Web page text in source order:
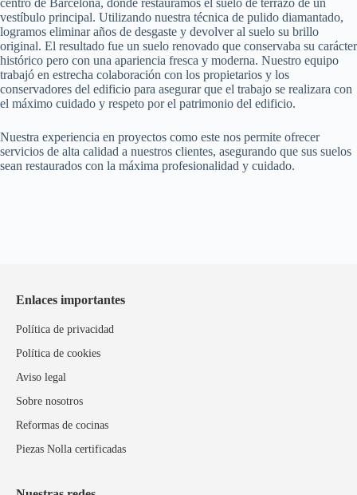
vestíbulo principal. Utilizando nuestra técnica de pulido diamantado,
logramos eliminar años de desgaste y devolver al suelo su brillo
original. El resultado fue un suelo renovado que conservaba su carácter
histórico pero con una apariencia fresca y moderna. Nuestro equipo
trabajó en estrecha colaboración con los propietarios y los
conservadores del edificio para asegurar que el trabajo se realizara con
el máximo cuidado y respeto por el patrimonio del edificio.
Nuestra experiencia en proyectos como este nos permite ofrecer
servicios de alta calidad a nuestros clientes, asegurando que sus suelos
sean restaurados con la máxima profesionalidad y cuidado.
Enlaces importantes
Política de privacidad
Política de cookies
Aviso legal
Sobre nosotros
Reformas de cocinas
Piezas Nolla certificadas